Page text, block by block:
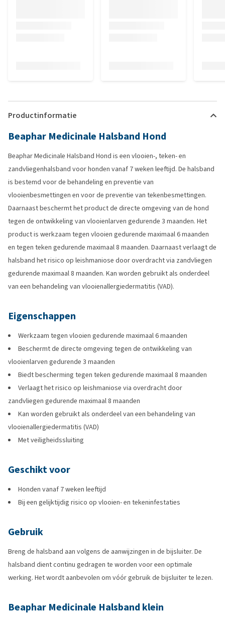
Productinformatie
Beaphar Medicinale Halsband Hond
Beaphar Medicinale Halsband Hond is een vlooien-, teken- en
zandvliegenhalsband voor honden vanaf 7 weken leeftijd. De halsband
is bestemd voor de behandeling en preventie van
vlooienbesmettingen en voor de preventie van tekenbesmettingen.
Daarnaast beschermt het product de directe omgeving van de hond
tegen de ontwikkeling van vlooienlarven gedurende 3 maanden. Het
product is werkzaam tegen vlooien gedurende maximaal 6 maanden
en tegen teken gedurende maximaal 8 maanden. Daarnaast verlaagt de
halsband het risico op leishmaniose door overdracht via zandvliegen
gedurende maximaal 8 maanden. Kan worden gebruikt als onderdeel
van een behandeling van vlooienallergiedermatitis (VAD).
Eigenschappen
Werkzaam tegen vlooien gedurende maximaal 6 maanden
Beschermt de directe omgeving tegen de ontwikkeling van
vlooienlarven gedurende 3 maanden
Biedt bescherming tegen teken gedurende maximaal 8 maanden
Verlaagt het risico op leishmaniose via overdracht door
zandvliegen gedurende maximaal 8 maanden
Kan worden gebruikt als onderdeel van een behandeling van
vlooienallergiedermatitis (VAD)
Met veiligheidssluiting
Geschikt voor
Honden vanaf 7 weken leeftijd
Bij een gelijktijdig risico op vlooien- en tekeninfestaties
Gebruik
Breng de halsband aan volgens de aanwijzingen in de bijsluiter. De
halsband dient continu gedragen te worden voor een optimale
werking. Het wordt aanbevolen om vóór gebruik de bijsluiter te lezen.
Beaphar Medicinale Halsband klein